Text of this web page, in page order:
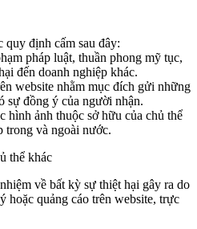
định cấm sau đây:
pháp luật, thuần phong mỹ tục,
đến doanh nghiệp khác.
website nhằm mục đích gửi những
sự đồng ý của người nhận.
hình ảnh thuộc sở hữu của chủ thể
trong và ngoài nước.
thể khác
về bất kỳ sự thiệt hại gây ra do
hoặc quảng cáo trên website, trực